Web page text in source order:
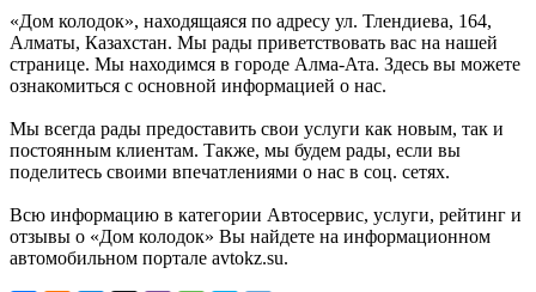
«Дом колодок», находящаяся по адресу ул. Тлендиева, 164,
Алматы, Казахстан. Мы рады приветствовать вас на нашей
странице. Мы находимся в городе Алма-Ата. Здесь вы можете
ознакомиться с основной информацией о нас.
Мы всегда рады предоставить свои услуги как новым, так и
постоянным клиентам. Также, мы будем рады, если вы
поделитесь своими впечатлениями о нас в соц. сетях.
Всю информацию в категории Автосервис, услуги, рейтинг и
отзывы о «Дом колодок» Вы найдете на информационном
автомобильном портале avtokz.su.